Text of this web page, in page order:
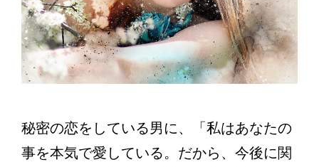
秘密の恋をしている男に、「私はあなたの
事を本気で愛している。だから、今後に関